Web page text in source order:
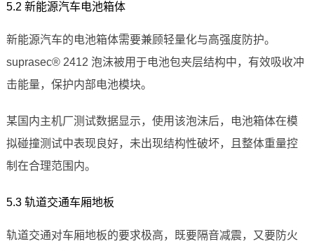
5.2 新能源汽车电池箱体
新能源汽车的电池箱体需要兼顾轻量化与高强度防护。
suprasec® 2412 泡沫被用于电池包夹层结构中，有效吸收冲
击能量，保护内部电池模块。
某国内主机厂测试数据显示，使用该泡沫后，电池箱体在模
拟碰撞测试中表现良好，未出现结构性破坏，且整体重量控
制在合理范围内。
5.3 轨道交通车厢地板
轨道交通对车厢地板的要求极高，既要隔音减震，又要防火